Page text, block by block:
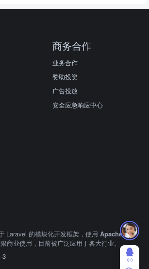
商务合作
业务合作
赞助投资
广告投放
安全应急响应中心
Laravel 的模块化开发框架，使用 Apache2.0
商业使用，目前被广泛应用于各大行业。
3
ＱＱ